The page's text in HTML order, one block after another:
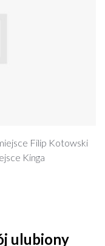
Filip Kotowski
Kinga
ulubiony